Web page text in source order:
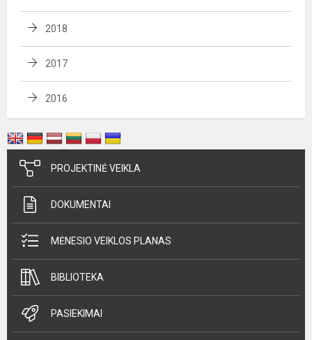
2018
2017
2016
PROJEKTINĖ VEIKLA
DOKUMENTAI
MĖNESIO VEIKLOS PLANAS
BIBLIOTEKA
PASIEKIMAI